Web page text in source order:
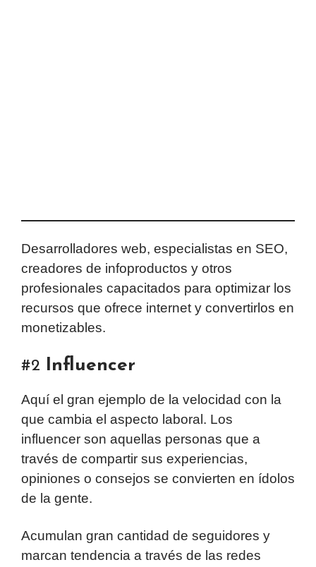
Desarrolladores web, especialistas en SEO,
creadores de infoproductos y otros
profesionales capacitados para optimizar los
recursos que ofrece internet y convertirlos en
monetizables.
#2 Influencer
Aquí el gran ejemplo de la velocidad con la
que cambia el aspecto laboral. Los
influencer son aquellas personas que a
través de compartir sus experiencias,
opiniones o consejos se convierten en ídolos
de la gente.
Acumulan gran cantidad de seguidores y
marcan tendencia a través de las redes